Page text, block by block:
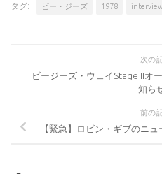
タグ: ビー・ジーズ 1978
次の
ビージーズ・ウェイStage IIオ
知ら
前の
【緊急】ロビン・ギブのニ